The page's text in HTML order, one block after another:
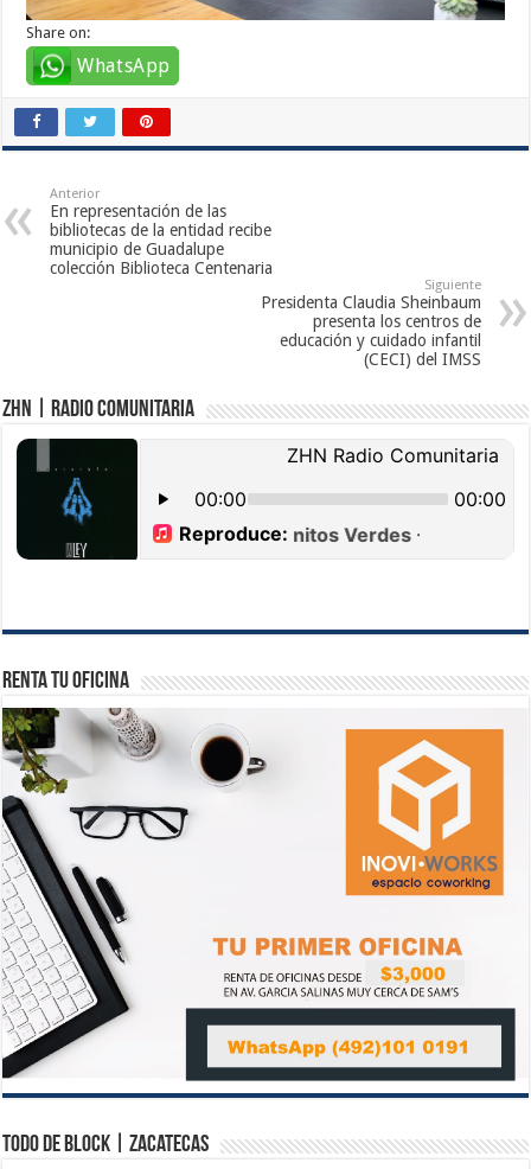
Share on:
WhatsApp
Anterior
En representación de las
bibliotecas de la entidad recibe
municipio de Guadalupe
colección Biblioteca Centenaria
Siguiente
Presidenta Claudia Sheinbaum
presenta los centros de
educación y cuidado infantil
(CECI) del IMSS
ZHN | Radio Comunitaria
Renta tu Oficina
Todo de Block | Zacatecas